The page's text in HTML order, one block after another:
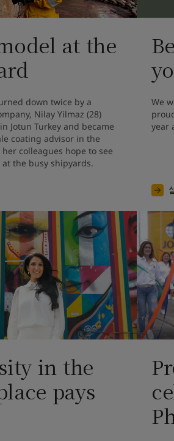
at the
down twice by a
Nilay Yilmaz (28)
Jotun Turkey and became
coating advisor in the
colleagues hope to see
the busy shipyards.
We
year
in the
pays